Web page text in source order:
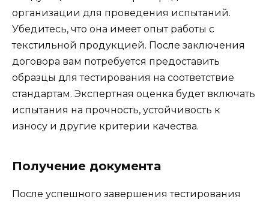
организации для проведения испытаний.
Убедитесь, что она имеет опыт работы с
текстильной продукцией. После заключения
договора вам потребуется предоставить
образцы для тестирования на соответствие
стандартам. Экспертная оценка будет включать
испытания на прочность, устойчивость к
износу и другие критерии качества.
Получение документа
После успешного завершения тестирования